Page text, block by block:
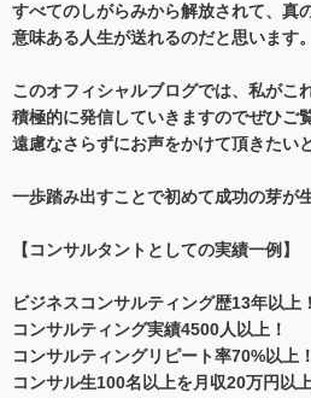
すべてのしがらみから解放されて、真
意味ある人生が送れるのだと思います。
このオフィシャルブログでは、私がこ
積極的に発信していきますのでぜひご
遠慮なさらずにお声をかけて頂きたい
一歩踏み出すことで初めて成功の芽が
【コンサルタントとしての実績一例】
ビジネスコンサルティング歴13年以上！
コンサルティング実績4500人以上！
コンサルティングリピート率70%以上！
コンサル生100名以上を月収20万円以